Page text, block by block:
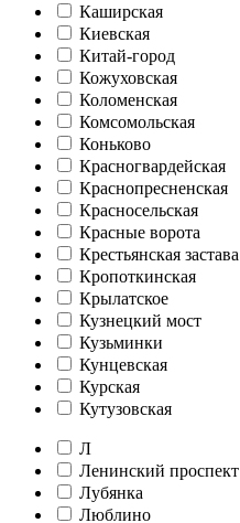
Каширская
Киевская
Китай-город
Кожуховская
Коломенская
Комсомольская
Коньково
Красногвардейская
Краснопресненская
Красносельская
Красные ворота
Крестьянская застава
Кропоткинская
Крылатское
Кузнецкий мост
Кузьминки
Кунцевская
Курская
Кутузовская
Л
Ленинский проспект
Лубянка
Люблино